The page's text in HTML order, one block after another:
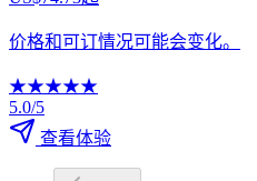
价格和可订情况可能会变化。
★★★★★
5.0/5
查看体验